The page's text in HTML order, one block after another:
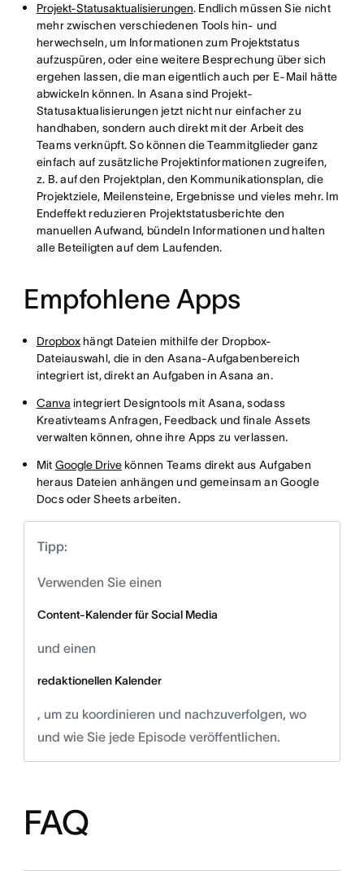
Projekt-Statusaktualisierungen. Endlich müssen Sie nicht
mehr zwischen verschiedenen Tools hin- und
herwechseln, um Informationen zum Projektstatus
aufzuspüren, oder eine weitere Besprechung über sich
ergehen lassen, die man eigentlich auch per E-Mail hätte
abwickeln können. In Asana sind Projekt-
Statusaktualisierungen jetzt nicht nur einfacher zu
handhaben, sondern auch direkt mit der Arbeit des
Teams verknüpft. So können die Teammitglieder ganz
einfach auf zusätzliche Projektinformationen zugreifen,
z. B. auf den Projektplan, den Kommunikationsplan, die
Projektziele, Meilensteine, Ergebnisse und vieles mehr. Im
Endeffekt reduzieren Projektstatusberichte den
manuellen Aufwand, bündeln Informationen und halten
alle Beteiligten auf dem Laufenden.
Empfohlene Apps
Dropboxhängt Dateien mithilfe der Dropbox-
Dateiauswahl, die in den Asana-Aufgabenbereich
integriert ist, direkt an Aufgaben in Asana an.
Canva integriert Designtools mit Asana, sodass
Kreativteams Anfragen, Feedback und finale Assets
verwalten können, ohne ihre Apps zu verlassen.
Mit Google Drivekönnen Teams direkt aus Aufgaben
heraus Dateien anhängen und gemeinsam an Google
Docs oder Sheets arbeiten.
Tipp:
Verwenden Sie einen
Content-Kalender für Social Media
und einen
redaktionellen Kalender
, um zu koordinieren und nachzuverfolgen, wo
und wie Sie jede Episode veröffentlichen.
FAQ